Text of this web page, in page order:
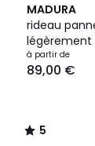
MADURA
rideau
légèrement
à partir de
89,00 €
5
/
5
9
Couleurs
5
/